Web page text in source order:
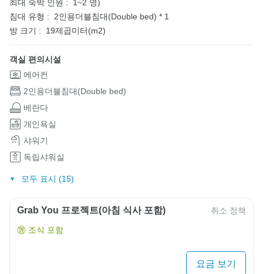
최대 숙박 인원 :
1~2 명)
침대 유형 : 2인용더블침대(Double bed) * 1
방 크기 :
19제곱미터(m2)
객실 편의시설
에어컨
2인용더블침대(Double bed)
베란다
개인욕실
샤워기
독립샤워실
모두 표시 (15)
Grab You 프로젝트(아침 식사 포함) 취소 정책
조식 포함
요금 보기